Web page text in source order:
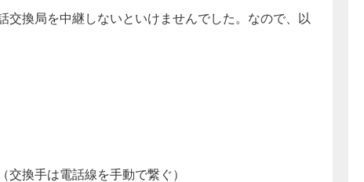
交換局を中継しないといけませんでした。なので、以
換手は電話線を手動で繋ぐ）